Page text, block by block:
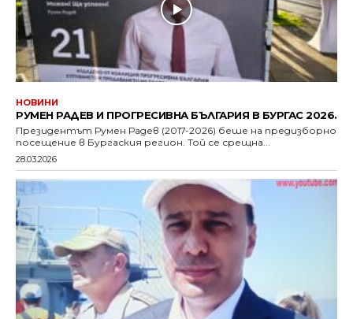
НОВИНИ
РУМЕН РАДЕВ И ПРОГРЕСИВНА БЪЛГАРИЯ В БУРГАС 2026.
Президентът Румен Радев (2017-2026) беше на предизборно
посещение в Бургаския регион. Той се срещна...
28.03.2026